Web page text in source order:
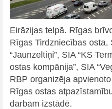
Eirāzijas telpā. Rīgas
Rīgas Tirdzniecības osta,
“Jaunzeltiņi”, SIA “KS
ostas kompānija”, SIA
RBP organizēja
Rīgas ostas
darbam izstādē.